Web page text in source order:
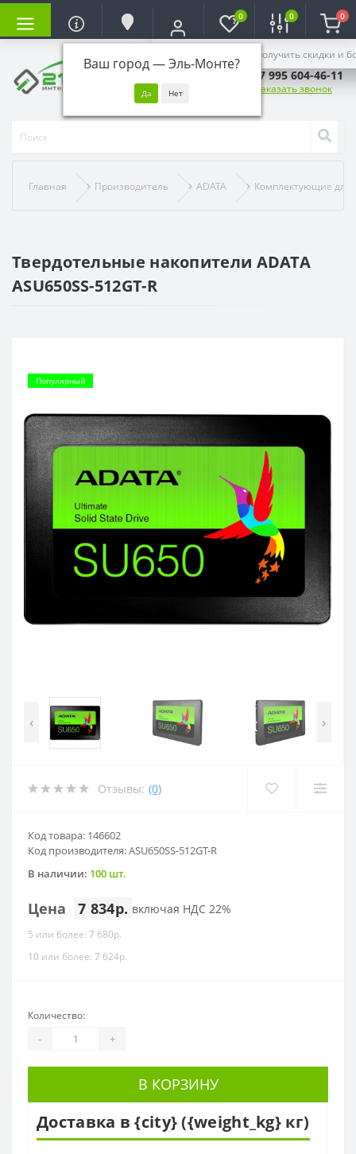
Ваш город —Эль-Монте?
Войдите, чтобы получить скидки и
0 0 0
+7 995 604-46-11
Заказать звонок
Главная Производитель ADATA Комплектующие для
Твердотельные накопители ADATA
ASU650SS-512GT-R
Популярный
‹ ›
Отзывы: (0)
Код товара: 146602
Код производителя: ASU650SS-512GT-R
В наличии: 100 шт.
Цена 7 834р. включая НДС 22%
5 или более: 7 680р.
10 или более: 7 624р.
Количество:
- +
В КОРЗИНУ
Доставка в {city} ({weight_kg} кг)